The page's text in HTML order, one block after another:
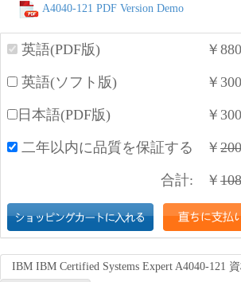
A4040-121 PDF Version Demo
英語(PDF版) ￥
英語(ソフト版) ￥
日本語(PDF版) ￥
二年以内に品質を保証する ￥
合計: ￥
IBM IBM Certified Systems Expert A4040-121